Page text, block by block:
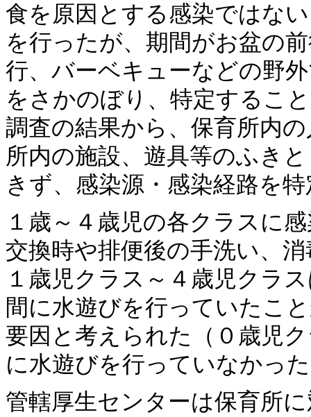
食を原因とする感染ではな
を行ったが、期間がお盆の
行、バーベキューなどの野
をさかのぼり、特定するこ
調査の結果から、保育所内
所内の施設、遊具等のふき
きず、感染源・感染経路を
１歳～４歳児の各クラスに
交換時や排便後の手洗い、
１歳児クラス～４歳児クラ
間に水遊びを行っていたこ
要因と考えられた（０歳児
に水遊びを行っていなかっ
管轄厚生センターは保育所